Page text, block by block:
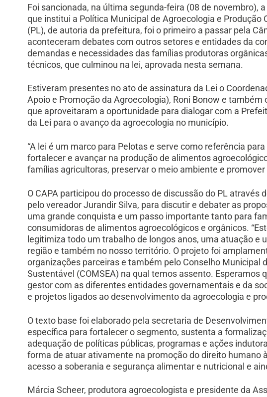
Foi sancionada, na última segunda-feira (08 de novembro),
que institui a Política Municipal de Agroecologia e Produção
(PL), de autoria da prefeitura, foi o primeiro a passar pela
aconteceram debates com outros setores e entidades da
demandas e necessidades das famílias produtoras
técnicos, que culminou na lei, aprovada nesta semana.
Estiveram presentes no ato de assinatura da Lei o
Apoio e Promoção da Agroecologia), Roni Bonow e
que aproveitaram a oportunidade para dialogar com a
da Lei para o avanço da agroecologia no município.
“A lei é um marco para Pelotas e serve como referência
fortalecer e avançar na produção de alimentos
famílias agricultoras, preservar o meio ambiente e promover
O CAPA participou do processo de discussão do PL através
pelo vereador Jurandir Silva, para discutir e debater as
uma grande conquista e um passo importante tanto para
consumidoras de alimentos agroecológicos e orgânicos.
legitimiza todo um trabalho de longos anos, uma atuação e
região e também no nosso território. O projeto foi
organizações parceiras e também pelo Conselho Municipal
Sustentável (COMSEA) na qual temos assento. Esperamos
gestor com as diferentes entidades governamentais e da
e projetos ligados ao desenvolvimento da agroecologia e
O texto base foi elaborado pela secretaria de
específica para fortalecer o segmento, sustenta a
adequação de políticas públicas, programas e ações
forma de atuar ativamente na promoção do direito humano
acesso a soberania e segurança alimentar e nutricional e
Márcia Scheer, produtora agroecologista e presidente da